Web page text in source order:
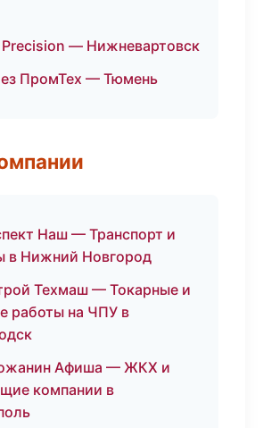
— Нижневартовск
ПромТех — Тюмень
Наш — Транспорт и
в Нижний Новгород
Техмаш — Токарные и
работы на ЧПУ в
Афиша — ЖКХ и
компании в